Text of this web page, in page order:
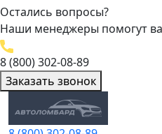
Остались вопросы?
Наши менеджеры помогут
8 (800) 302-08-89
Заказать звонок